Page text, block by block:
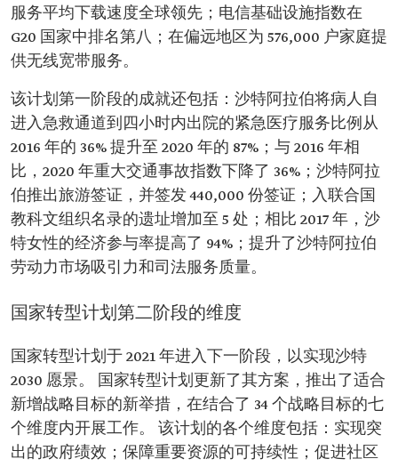
服务平均下载速度全球领先；电信基础设施指数在
G20 国家中排名第八；在偏远地区为 576,000 户家庭提
供无线宽带服务。
该计划第一阶段的成就还包括：沙特阿拉伯将病人自
进入急救通道到四小时内出院的紧急医疗服务比例从
2016 年的 36% 提升至 2020 年的 87%；与 2016 年相
比，2020 年重大交通事故指数下降了 36%；沙特阿拉
伯推出旅游签证，并签发 440,000 份签证；入联合国
教科文组织名录的遗址增加至 5 处；相比 2017 年，沙
特女性的经济参与率提高了 94%；提升了沙特阿拉伯
劳动力市场吸引力和司法服务质量。
国家转型计划第二阶段的维度
国家转型计划于 2021 年进入下一阶段，以实现沙特
2030 愿景。 国家转型计划更新了其方案，推出了适合
新增战略目标的新举措，在结合了 34 个战略目标的七
个维度内开展工作。 该计划的各个维度包括：实现突
出的政府绩效；保障重要资源的可持续性；促进社区